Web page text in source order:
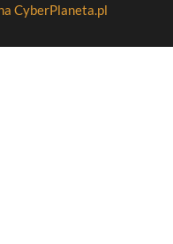
CyberPlaneta.pl